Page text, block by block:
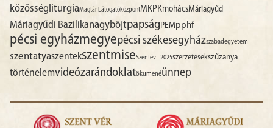
közösség liturgiaMagtár LátogatóközpontMKPKmohácsMáriagyűd
Máriagyűdi BazilikanagyböjtpapságPEMpphf
pécsi egyházmegyepécsi székesegyházszabadegyetem
szentatyaszentekszentmiseSzentév - 2025szerzetesekszűzanya
történelemvideózarándoklatökumenéünnep